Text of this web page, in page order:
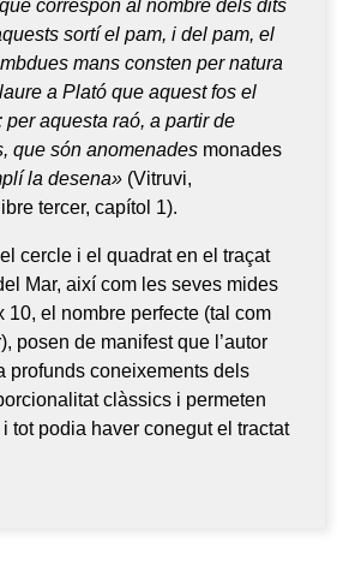
correspon al nombre dels dits
sortí el pam, i del pam, el
mans consten per natura
a Plató que aquest fos el
per aquesta raó, a partir de
que són anomenades monades
la desena» (Vitruvi,
tercer, capítol 1).
cercle i el quadrat en el traçat
Mar, així com les seves mides
10, el nombre perfecte (tal com
posen de manifest que l’autor
profunds coneixements dels
clàssics i permeten
tot podia haver conegut el tractat